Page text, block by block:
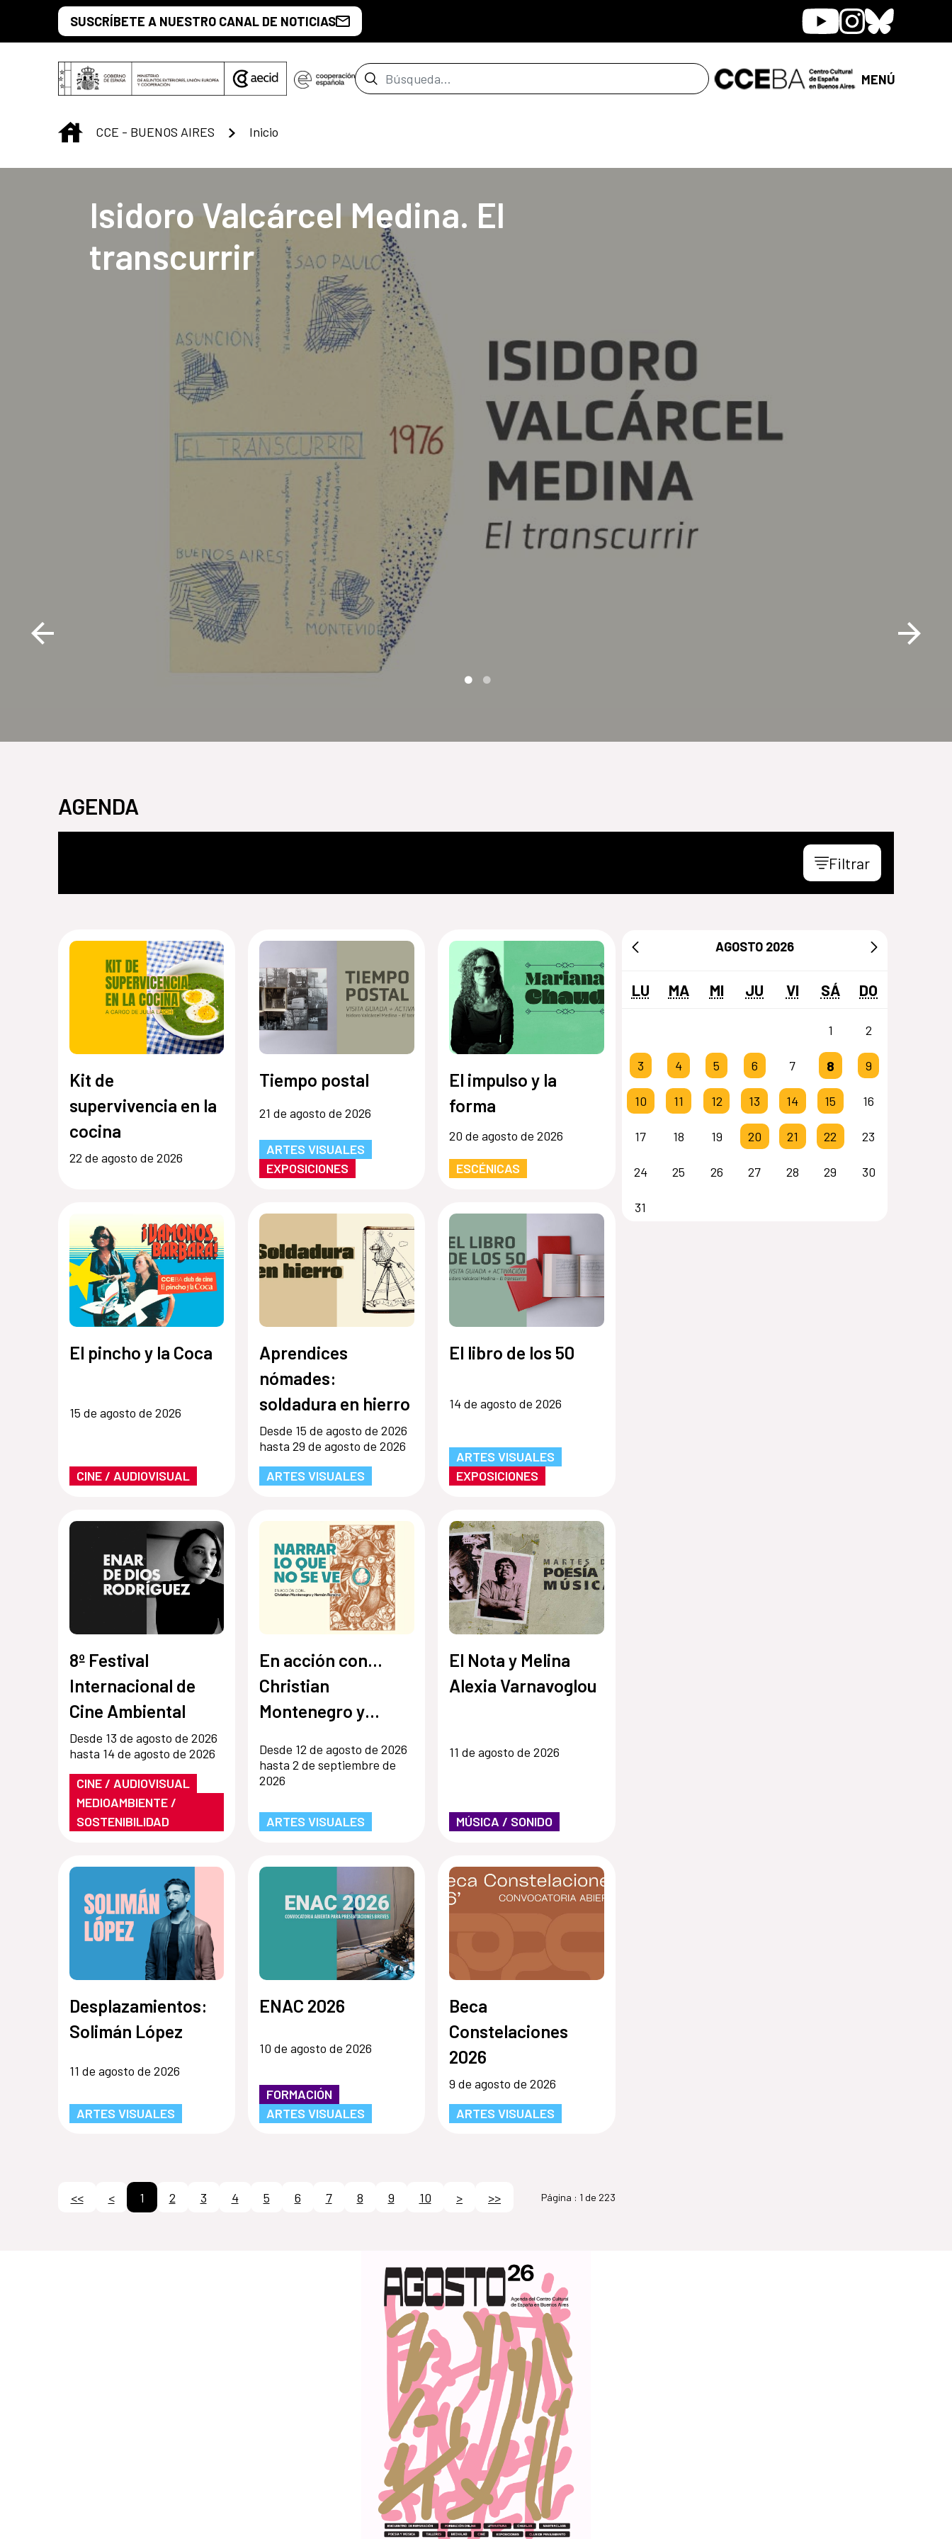
Saltar al contenido principal
SUSCRÍBETE A NUESTRO CANAL DE NOTICIAS YoutubeInstagram
Bluesky
Barra de búsqueda MENÚ
INICIO
CCE - BUENOS AIRES Inicio
Centro Cultural de Buenos Aires
Isidoro Valcárcel Medina. El
transcurrir
AGENDA
Filtrar
Kit de
supervivencia en la
cocina
22 de agosto de 2026
Tiempo postal
21 de agosto de 2026
ARTES VISUALES
EXPOSICIONES
El impulso y la
forma
20 de agosto de 2026
ESCÉNICAS
El pincho y la Coca
15 de agosto de 2026
CINE / AUDIOVISUAL
Aprendices
nómades:
soldadura en hierro
Desde 15 de agosto de 2026
hasta 29 de agosto de 2026
ARTES VISUALES
El libro de los 50
14 de agosto de 2026
ARTES VISUALES
EXPOSICIONES
8º Festival
Internacional de
Cine Ambiental
Desde 13 de agosto de 2026
hasta 14 de agosto de 2026
CINE / AUDIOVISUAL
MEDIOAMBIENTE /
SOSTENIBILIDAD
En acción con...
Christian
Montenegro y
Desde 12 de agosto de 2026
hasta 2 de septiembre de
2026
ARTES VISUALES
El Nota y Melina
Alexia Varnavoglou
11 de agosto de 2026
MÚSICA / SONIDO
Desplazamientos:
Solimán López
11 de agosto de 2026
ARTES VISUALES
ENAC 2026
10 de agosto de 2026
FORMACIÓN
ARTES VISUALES
Beca
Constelaciones
2026
9 de agosto de 2026
ARTES VISUALES
<< < 1 2 3 4 5 6 7 8 9 10 > >> Página : 1 de 223
AGOSTO 2026
LU MA MI JU VI SÁ DO
1 2
3 4 5 6 7 8 9
10 11 12 13 14 15 16
17 18 19 20 21 22 23
24 25 26 27 28 29 30
31